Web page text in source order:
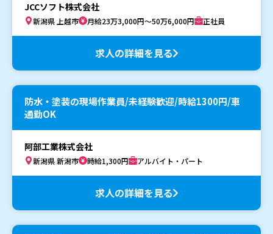
JCCソフト株式会社
新潟県 上越市 月給23万3,000円～50万6,000円 正社員
求人の詳細を見る
防水・塗装の現場作業員/未経験歓迎/時給1300円/車
通勤OK
阿部工業株式会社
新潟県 新潟市 時給1,300円 アルバイト・パート
求人の詳細を見る